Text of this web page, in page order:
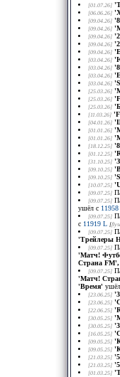
[01.07.26]
[06.06.26]
[09.04.26]
[09.04.26]
[09.04.26]
[09.04.26]
[09.04.26]
[03.04.26]
[03.04.26]
[03.04.26]
[03.04.26]
[25.03.26]
[25.03.26]
[25.03.26]
[11.03.26]
[04.01.26]
[01.01.26]
[01.01.26]
[18.12.25]
[01.12.25]
[31.10.25]
[09.10.25]
[09.10.25]
[10.07.25]
[09.07.25]
[09.07.25]
ушёл с
[09.07.25]
с 11919 L [
[09.07.25]
'Трейлеры
[09.07.25]
'Матч!
Страна
[09.07.25]
'Матч!
'Время'
[23.06.25]
[23.06.25]
[22.06.25]
[30.05.25]
[30.05.25]
[16.05.25]
[09.05.25]
[09.05.25]
[21.03.25]
[21.03.25]
[01.03.25]